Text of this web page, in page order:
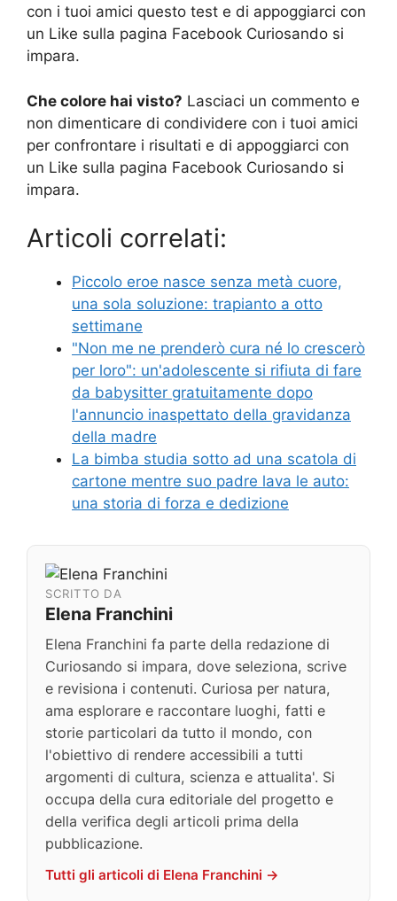
con i tuoi amici questo test e di appoggiarci con
un Like sulla pagina Facebook Curiosando si
impara.
Che colore hai visto? Lasciaci un commento e
non dimenticare di condividere con i tuoi amici
per confrontare i risultati e di appoggiarci con
un Like sulla pagina Facebook Curiosando si
impara.
Articoli correlati:
Piccolo eroe nasce senza metà cuore,
una sola soluzione: trapianto a otto
settimane
"Non me ne prenderò cura né lo crescerò
per loro": un'adolescente si rifiuta di fare
da babysitter gratuitamente dopo
l'annuncio inaspettato della gravidanza
della madre
La bimba studia sotto ad una scatola di
cartone mentre suo padre lava le auto:
una storia di forza e dedizione
SCRITTO DA
Elena Franchini
Elena Franchini fa parte della redazione di
Curiosando si impara, dove seleziona, scrive
e revisiona i contenuti. Curiosa per natura,
ama esplorare e raccontare luoghi, fatti e
storie particolari da tutto il mondo, con
l'obiettivo di rendere accessibili a tutti
argomenti di cultura, scienza e attualita'. Si
occupa della cura editoriale del progetto e
della verifica degli articoli prima della
pubblicazione.
Tutti gli articoli di Elena Franchini →